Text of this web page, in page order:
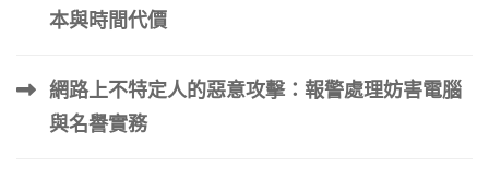
本與時間代價
網路上不特定人的惡意攻擊：報警處理妨害電腦
與名譽實務